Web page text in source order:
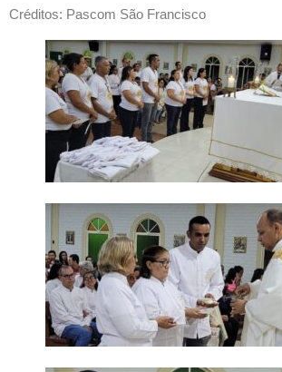
Créditos: Pascom São Francisco